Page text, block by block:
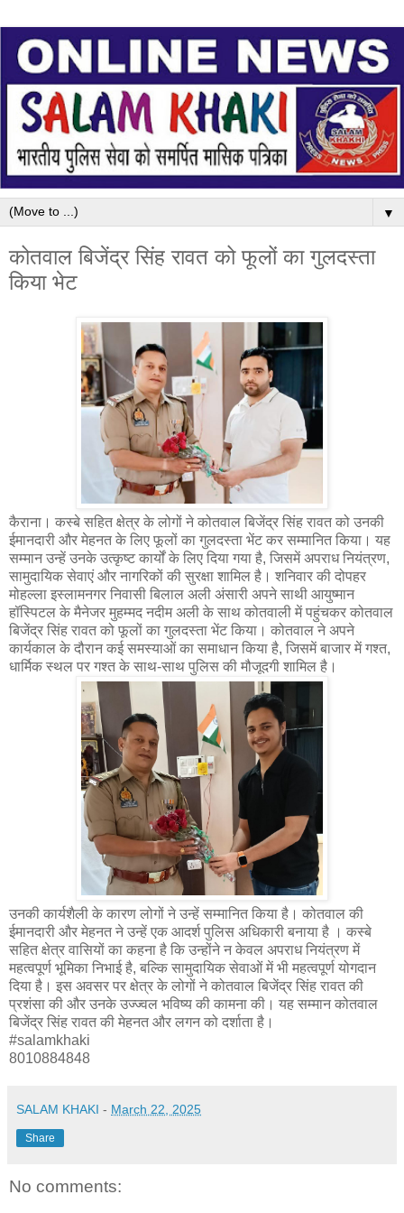
▼
कोतवाल बिजेंद्र सिंह रावत को फूलों का गुलदस्ता
किया भेट
कैराना। कस्बे सहित क्षेत्र के लोगों ने कोतवाल बिजेंद्र सिंह रावत को उनकी
ईमानदारी और मेहनत के लिए फूलों का गुलदस्ता भेंट कर सम्मानित किया। यह
सम्मान उन्हें उनके उत्कृष्ट कार्यों के लिए दिया गया है, जिसमें अपराध नियंत्रण,
सामुदायिक सेवाएं और नागरिकों की सुरक्षा शामिल है। शनिवार की दोपहर
मोहल्ला इस्लामनगर निवासी बिलाल अली अंसारी अपने साथी आयुष्मान
हॉस्पिटल के मैनेजर मुहम्मद नदीम अली के साथ कोतवाली में पहुंचकर कोतवाल
बिजेंद्र सिंह रावत को फूलों का गुलदस्ता भेंट किया। कोतवाल ने अपने
कार्यकाल के दौरान कई समस्याओं का समाधान किया है, जिसमें बाजार में गश्त,
धार्मिक स्थल पर गश्त के साथ-साथ पुलिस की मौजूदगी शामिल है।
उनकी कार्यशैली के कारण लोगों ने उन्हें सम्मानित किया है। कोतवाल की
ईमानदारी और मेहनत ने उन्हें एक आदर्श पुलिस अधिकारी बनाया है । कस्बे
सहित क्षेत्र वासियों का कहना है कि उन्होंने न केवल अपराध नियंत्रण में
महत्वपूर्ण भूमिका निभाई है, बल्कि सामुदायिक सेवाओं में भी महत्वपूर्ण योगदान
दिया है। इस अवसर पर क्षेत्र के लोगों ने कोतवाल बिजेंद्र सिंह रावत की
प्रशंसा की और उनके उज्ज्वल भविष्य की कामना की। यह सम्मान कोतवाल
बिजेंद्र सिंह रावत की मेहनत और लगन को दर्शाता है।
#salamkhaki
8010884848
SALAM KHAKI - March 22, 2025
Share
No comments: